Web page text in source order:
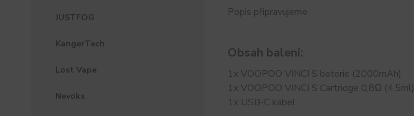
JUSTFOG
KangerTech
Lost Vape
Nevoks
Popis připravujeme
Obsah balení:
1x VOOPOO VINCI S baterie (2000mAh)
1x VOOPOO VINCI S Cartridge 0,8Ω (4,5ml)
1x USB-C kabel